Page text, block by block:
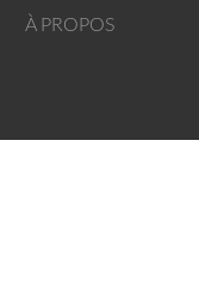
À PROPOS